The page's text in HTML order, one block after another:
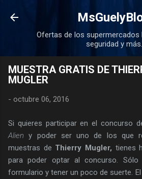
Ir al contenido
Ofertas de los supermercados
seguridad y más.
MUESTRA GRATIS DE
MUGLER
- octubre 06, 2016
Si quieres participar en el concurso
Alien y poder ser uno de los que
muestras de Thierry Mugler, tienes
para poder optar al concurso. Sólo
formulario y tener un poco de suerte.